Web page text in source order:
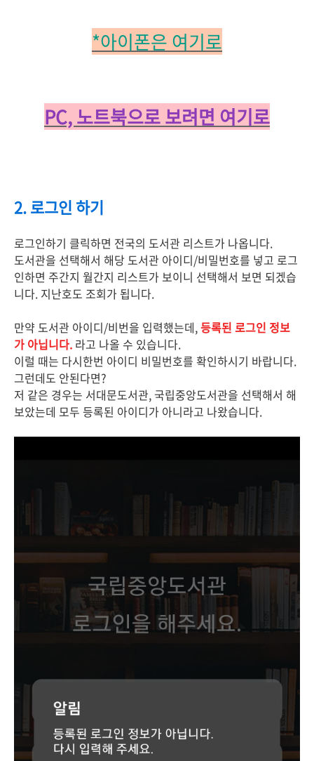
*아이폰은 여기로
PC, 노트북으로 보려면 여기로
2. 로그인 하기
로그인하기 클릭하면 전국의 도서관 리스트가 나옵니다.
도서관을 선택해서 해당 도서관 아이디/비밀번호를 넣고 로그
인하면 주간지 월간지 리스트가 보이니 선택해서 보면 되겠습
니다. 지난호도 조회가 됩니다.
만약 도서관 아이디/비번을 입력했는데,등록된 로그인 정보
가 아닙니다. 라고 나올 수 있습니다.
이럴 때는 다시한번 아이디 비밀번호를 확인하시기 바랍니다.
그런데도 안된다면?
저 같은 경우는 서대문도서관, 국립중앙도서관을 선택해서 해
보았는데 모두 등록된 아이디가 아니라고 나왔습니다.